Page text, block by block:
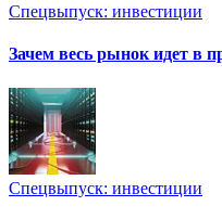
Спецвыпуск: инвестиции
Зачем весь рынок идет в
Спецвыпуск: инвестиции